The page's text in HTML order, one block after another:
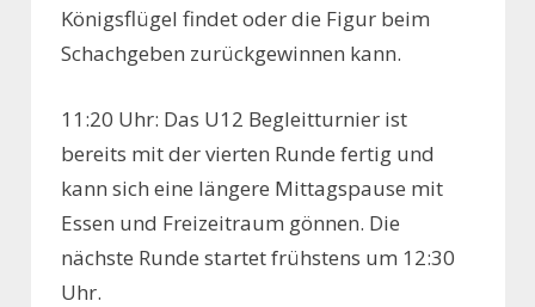
Königsflügel findet oder die Figur beim
Schachgeben zurückgewinnen kann.
11:20 Uhr: Das U12 Begleitturnier ist
bereits mit der vierten Runde fertig und
kann sich eine längere Mittagspause mit
Essen und Freizeitraum gönnen. Die
nächste Runde startet frühstens um 12:30
Uhr.